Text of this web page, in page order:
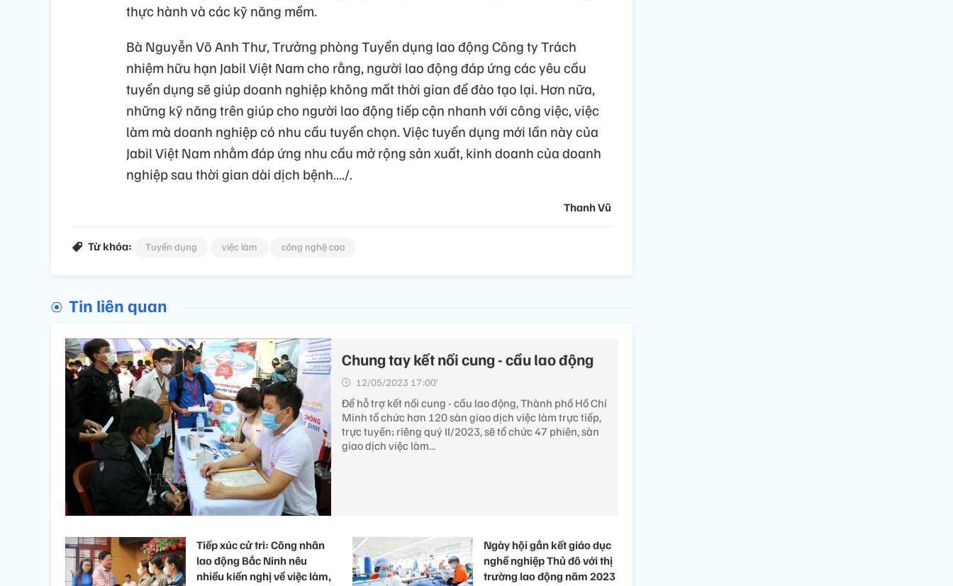
thực hành và các kỹ năng mềm.
Bà Nguyễn Võ Anh Thư, Trưởng phòng Tuyển dụng lao động Công ty Trách
nhiệm hữu hạn Jabil Việt Nam cho rằng, người lao động đáp ứng các yêu cầu
tuyển dụng sẽ giúp doanh nghiệp không mất thời gian để đào tạo lại. Hơn nữa,
những kỹ năng trên giúp cho người lao động tiếp cận nhanh với công việc, việc
làm mà doanh nghiệp có nhu cầu tuyển chọn. Việc tuyển dụng mới lần này của
Jabil Việt Nam nhằm đáp ứng nhu cầu mở rộng sản xuất, kinh doanh của doanh
nghiệp sau thời gian dài dịch bệnh…./.
Thanh Vũ
Từ khóa: Tuyển dụng việc làm công nghệ cao
Tin liên quan
Chung tay kết nối cung - cầu lao động
12/05/2023 17:00’
Để hỗ trợ kết nối cung - cầu lao động, Thành phố Hồ Chí
Minh tổ chức hơn 120 sàn giao dịch việc làm trực tiếp,
trực tuyến; riêng quý II/2023, sẽ tổ chức 47 phiên, sàn
giao dịch việc làm...
Tiếp xúc cử tri: Công nhân
lao động Bắc Ninh nêu
nhiều kiến nghị về việc làm,
Ngày hội gắn kết giáo dục
nghề nghiệp Thủ đô với thị
trường lao động năm 2023